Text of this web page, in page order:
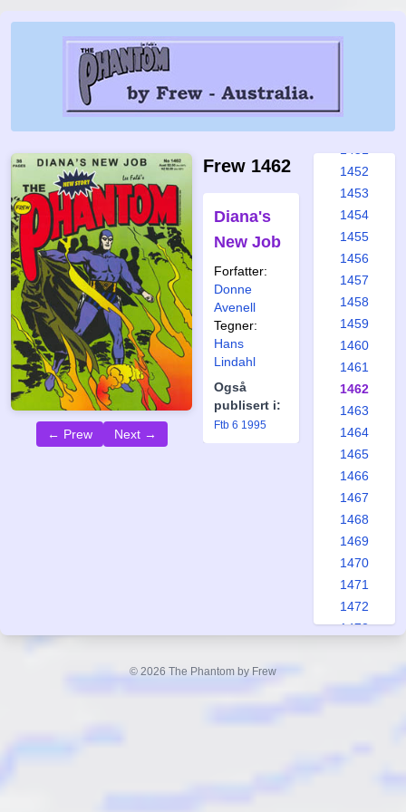
← Prew Next →
Frew 1462
Diana's
New Job
Forfatter:
Donne
Avenell
Tegner:
Hans
Lindahl
Også
publisert i:
Ftb 6 1995
1445
1446
1452
1453
1454
1455
1456
1457
1458
1459
1460
1461
1462
1463
1464
1465
1466
1467
1468
1469
1470
1471
1472
1473
© 2026 The Phantom by Frew